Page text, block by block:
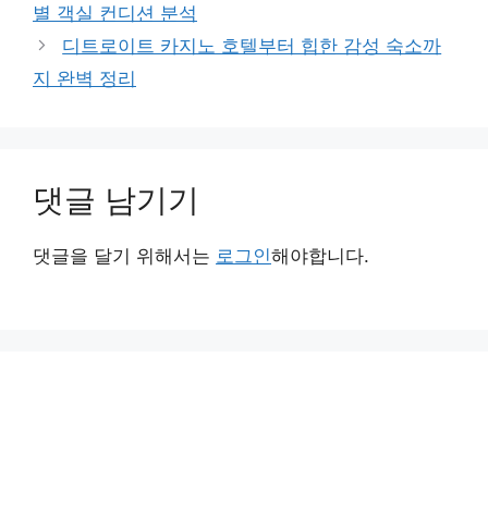
리
별 객실 컨디션 분석
디트로이트 카지노 호텔부터 힙한 감성 숙소까
지 완벽 정리
댓글 남기기
댓글을 달기 위해서는 로그인해야합니다.